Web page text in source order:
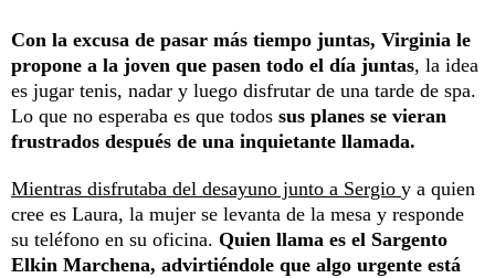
Con la excusa de pasar más tiempo juntas, Virginia le
propone a la joven que pasen todo el día juntas, la idea
es jugar tenis, nadar y luego disfrutar de una tarde de spa.
Lo que no esperaba es que todos sus planes se vieran
frustrados después de una inquietante llamada.
Mientras disfrutaba del desayuno junto a Sergio y a quien
cree es Laura, la mujer se levanta de la mesa y responde
su teléfono en su oficina. Quien llama es el Sargento
Elkin Marchena, advirtiéndole que algo urgente está